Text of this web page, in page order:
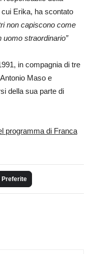
Erika, ha scontato
non capiscono come
uomo straordinario”
in compagnia di tre
Maso e
della sua parte di
programma di Franca
Preferite